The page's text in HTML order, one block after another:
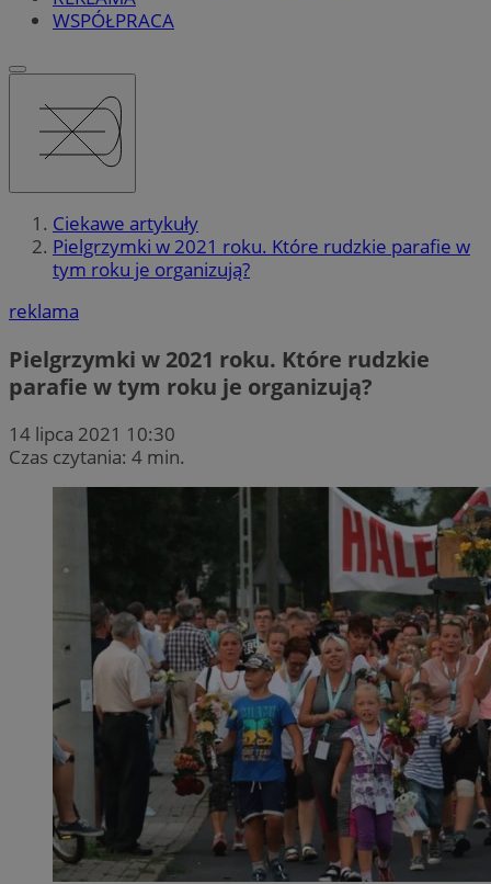
WSPÓŁPRACA
Ciekawe artykuły
Pielgrzymki w 2021 roku. Które rudzkie parafie w
tym roku je organizują?
reklama
Pielgrzymki w 2021 roku. Które rudzkie
parafie w tym roku je organizują?
14 lipca 2021 10:30
Czas czytania: 4 min.